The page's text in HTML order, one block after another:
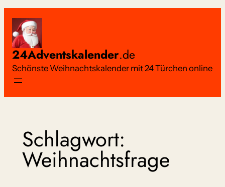
Inhalt
springen
24Adventskalender.de
Schönste Weihnachtskalender mit 24 Türchen online
Schlagwort:
Weihnachtsfrage